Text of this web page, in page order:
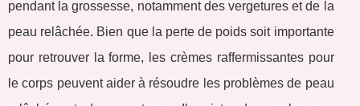
pendant la grossesse, notamment des vergetures et de la
peau relâchée. Bien que la perte de poids soit importante
pour retrouver la forme, les crèmes raffermissantes pour
le corps peuvent aider à résoudre les problèmes de peau